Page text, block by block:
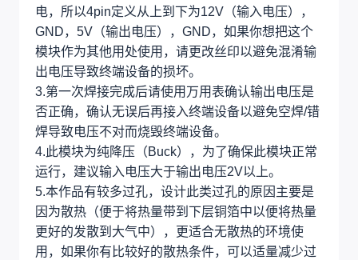
电，所以4pin定义从上到下为12V（输入电压），
GND，5V（输出电压），GND，如果你想把这个
模块作为其他用处使用，请更改丝印以避免混淆输
出电压导致终端设备的损坏。
3.第一次焊接完成后请使用万用表确认输出电压是
否正确，确认无误后再接入终端设备以避免空焊/错
焊导致电压不对而烧毁终端设备。
4.此模块为纯降压（Buck），为了确保此模块正常
运行，建议输入电压大于输出电压2V以上。
5.本作品有较多过孔，设计此类过孔的原因主要是
因为散热（便于将热量带到下层铜箔中以便将热量
更好的发散到大气中），更适合无散热的环境使
用，如果你有比较好的散热条件，可以适量减少过